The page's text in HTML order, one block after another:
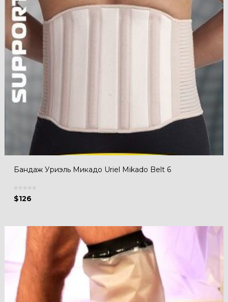
Бандаж Уриэль Микадо Uriel Mikado Belt 6
$126